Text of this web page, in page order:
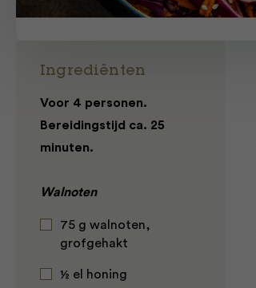
Ingrediënten
Voor 4 personen.
Bereidingstijd ca. 25
minuten.
Walnoten
75 g walnoten,
grofgehakt
½ el honing